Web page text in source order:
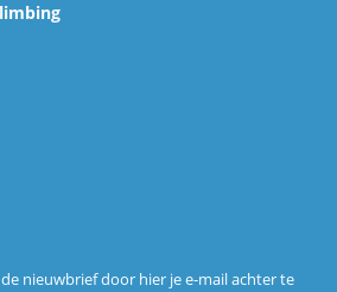
nieuwbrief door hier je e-mail achter te